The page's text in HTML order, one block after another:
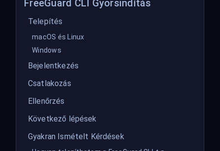
FreeGuard CLI Gyorsindítás
Telepítés
macOS és Linux
Windows
Bejelentkezés
Csatlakozás
Ellenőrzés
Következő lépések
Gyakran Ismételt Kérdések